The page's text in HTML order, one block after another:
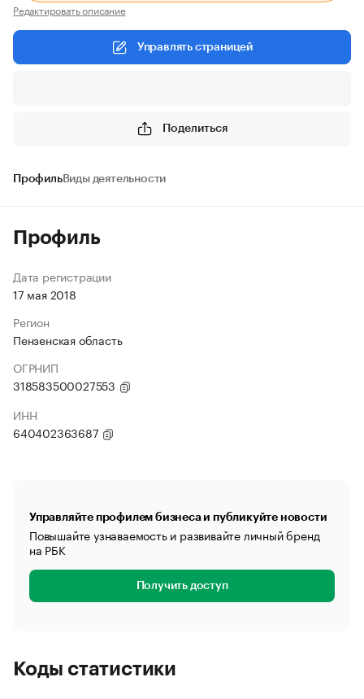
Редактировать описание
Управлять страницей
Поделиться
ПрофильВиды деятельности
Профиль
Дата регистрации
17 мая 2018
Регион
Пензенская область
ОГРНИП
318583500027553
ИНН
640402363687
Управляйте профилем бизнеса и публикуйте новости
Повышайте узнаваемость и развивайте личный бренд
на РБК
Получить доступ
Коды статистики